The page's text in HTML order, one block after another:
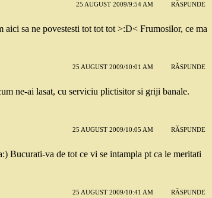
25 AUGUST 2009/9:54 AM RĂSPUNDE
sa ne povestesti tot tot tot >:D< Frumosilor, ce ma
25 AUGUST 2009/10:01 AM RĂSPUNDE
ne-ai lasat, cu serviciu plictisitor si griji banale.
25 AUGUST 2009/10:05 AM RĂSPUNDE
Bucurati-va de tot ce vi se intampla pt ca le meritati
25 AUGUST 2009/10:41 AM RĂSPUNDE